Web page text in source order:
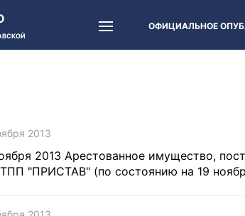
ОФИЦИАЛЬНОЕ
2013
2013 Арестованное имущество,
"ПРИСТАВ" (по состоянию на 19